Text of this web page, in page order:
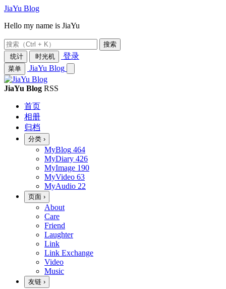
JiaYu Blog
Hello my name is JiaYu
搜索
统计
时光机 登录
菜单 JiaYu Blog
JiaYu Blog RSS
首页
相册
归档
分类 ›
MyBlog 464
MyDiary 426
MyImage 190
MyVideo 63
MyAudio 22
页面 ›
About
Care
Friend
Laughter
Link
Link Exchange
Video
Music
友链 ›